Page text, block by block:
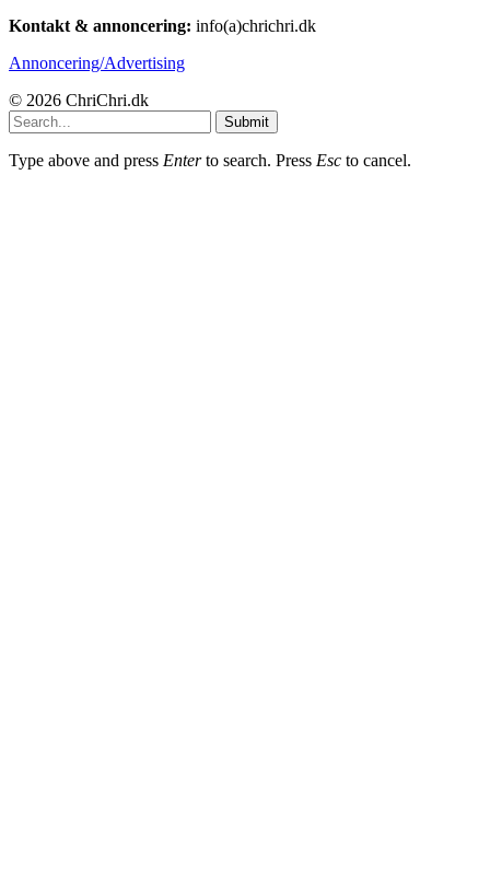
Kontakt & annoncering: info(a)chrichri.dk
Annoncering/Advertising
© 2026 ChriChri.dk
Submit
Type above and press Enterto search. Press Esc to cancel.